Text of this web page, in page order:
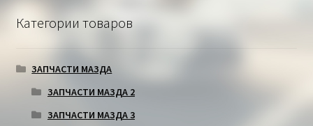
Категории товаров
ЗАПЧАСТИ МАЗДА
ЗАПЧАСТИ МАЗДА 2
ЗАПЧАСТИ МАЗДА 3